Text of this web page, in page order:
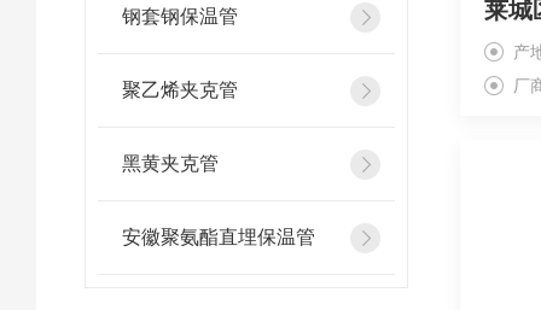
钢套钢保温管
聚乙烯夹克管
黑黄夹克管
安徽聚氨酯直埋保温管
产
厂